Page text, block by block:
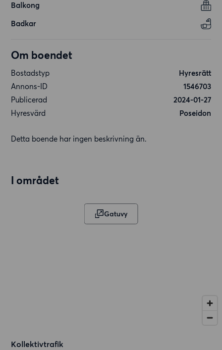
Balkong
Badkar
Om boendet
Bostadstyp
Hyresrätt
Annons-ID
1546703
Publicerad
2024-01-27
Hyresvärd
Poseidon
Detta boende har ingen beskrivning än.
I området
Gatuvy
Kollektivtrafik